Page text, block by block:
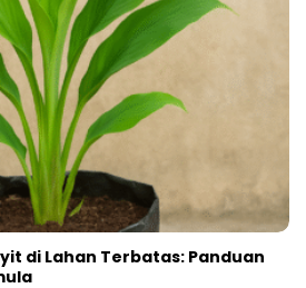
di Lahan Terbatas: Panduan